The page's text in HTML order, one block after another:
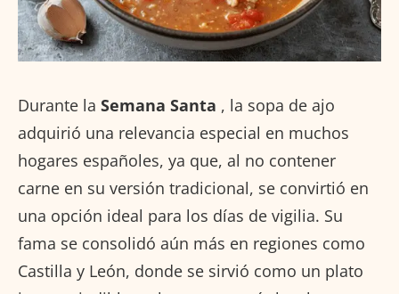
Durante la Semana Santa , la sopa de ajo
adquirió una relevancia especial en muchos
hogares españoles, ya que, al no contener
carne en su versión tradicional, se convirtió en
una opción ideal para los días de vigilia. Su
fama se consolidó aún más en regiones como
Castilla y León, donde se sirvió como un plato